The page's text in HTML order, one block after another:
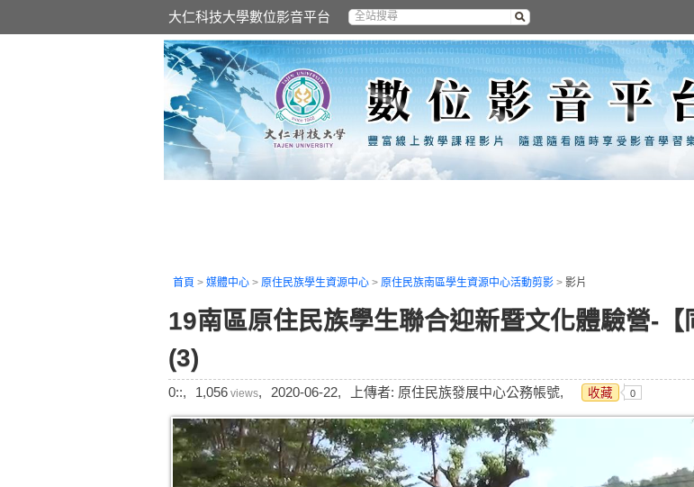
大仁科技大學數位影音平台
首頁 > 媒體中心 > 原住民族學生資源中心 > 原住民族南區學生資源中心活動剪影 > 影片
19南區原住民族學生聯合迎新暨文化體驗營-
(3)
0::, 1,056 views, 2020-06-22, 上傳者: 原住民族發展中心公務帳號, 收藏 0